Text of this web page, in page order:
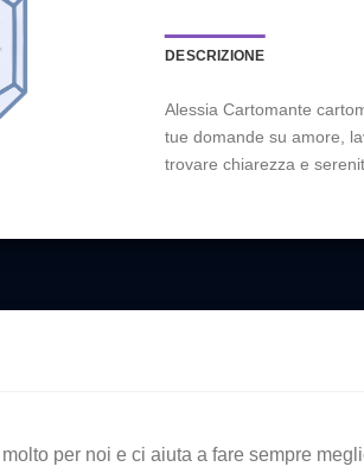
DESCRIZIONE
Alessia Cartomante
tue domande su amore,
trovare chiarezza e
per noi e ci aiuta a fare sempre